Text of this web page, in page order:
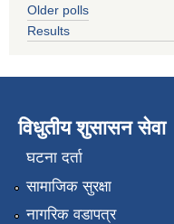
Older polls
Results
विधुतीय शुसासन सेवा
घटना दर्ता
सामाजिक सुरक्षा
नागरिक वडापत्र